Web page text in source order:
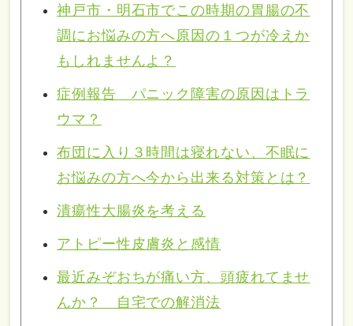
神戸市・明石市でこの時期の胃腸の不
調にお悩みの方へ原因の１つが冷えか
もしれませんよ？
症例報告 パニック障害の原因はトラ
ウマ？
布団に入り３時間は寝れない、不眠に
お悩みの方へ今から出来る対策とは？
潰瘍性大腸炎を考える
アトピー性皮膚炎と感情
最近みぞおちが痛い方、頭疲れてませ
んか？ 自宅での解消法